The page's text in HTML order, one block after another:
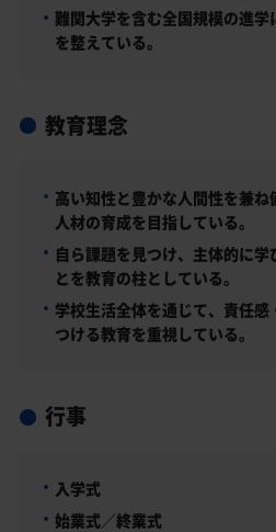
難関大学を含む全国規模の進
を整えている。
教育理念
高い知性と豊かな人間性を兼
人材の育成を目指している。
自ら課題を見つけ、主体的に学
とを教育の柱としている。
学校生活全体を通じて、責任
つける教育を重視している。
行事
入学式
始業式／終業式